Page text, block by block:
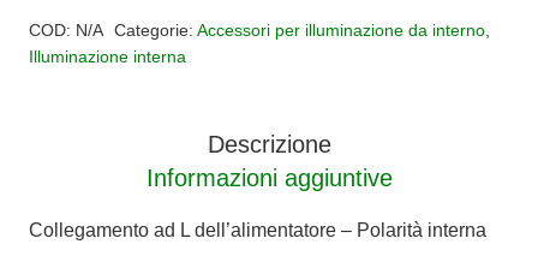
dell'alimentatore
interna
COD: N/A Categorie: Accessori per illuminazione da interno,
Illuminazione interna
Descrizione
Informazioni aggiuntive
Collegamento ad L dell’alimentatore – Polarità interna